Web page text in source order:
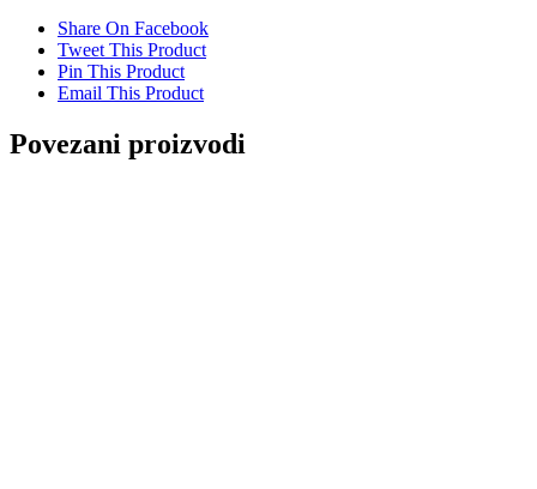
Share On Facebook
Tweet This Product
Pin This Product
Email This Product
Povezani proizvodi